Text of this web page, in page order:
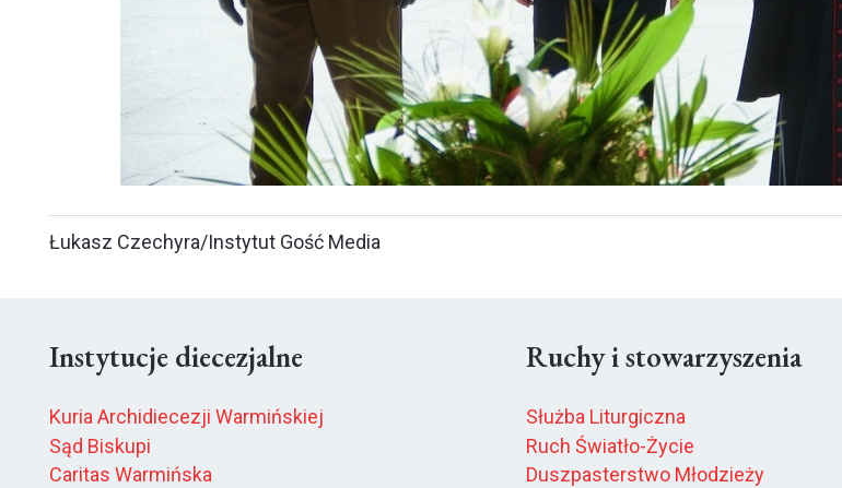
Łukasz Czechyra/Instytut Gość Media
Instytucje diecezjalne
Kuria Archidiecezji Warmińskiej
Sąd Biskupi
Caritas Warmińska
Ruchy i stowarzyszenia
Służba Liturgiczna
Ruch Światło-Życie
Duszpasterstwo Młodzieży